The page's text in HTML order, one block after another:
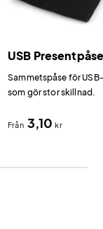
USB
Sammetspåse för
som gör stor skillnad.
Från 3,10kr